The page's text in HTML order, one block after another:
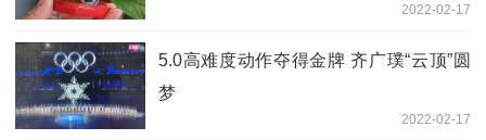
2022-02-17
5.0高难度动作夺得金牌 齐广璞“云顶”圆
梦
2022-02-17